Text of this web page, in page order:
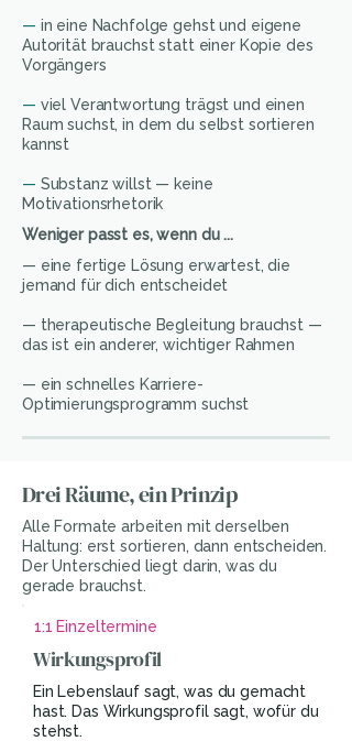
— in eine Nachfolge gehst und eigene
Autorität brauchst statt einer Kopie des
Vorgängers
— viel Verantwortung trägst und einen
Raum suchst, in dem du selbst sortieren
kannst
— Substanz willst — keine
Motivationsrhetorik
Weniger passt es, wenn du ...
— eine fertige Lösung erwartest, die
jemand für dich entscheidet
— therapeutische Begleitung brauchst —
das ist ein anderer, wichtiger Rahmen
— ein schnelles Karriere-
Optimierungsprogramm suchst
Drei Räume, ein Prinzip
Alle Formate arbeiten mit derselben
Haltung: erst sortieren, dann entscheiden.
Der Unterschied liegt darin, was du
gerade brauchst.
1:1 Einzeltermine
Wirkungsprofil
Ein Lebenslauf sagt, was du gemacht
hast. Das Wirkungsprofil sagt, wofür du
stehst.